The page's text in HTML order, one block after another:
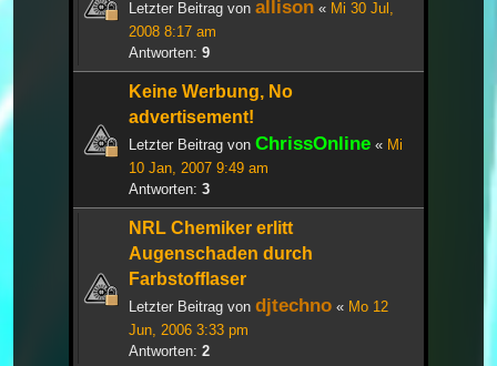
Letzter Beitrag von allison « Mi 30 Jul,
2008 8:17 am
Antworten: 9
Keine Werbung, No
advertisement!
Letzter Beitrag von ChrissOnline « Mi
10 Jan, 2007 9:49 am
Antworten: 3
NRL Chemiker erlitt
Augenschaden durch
Farbstofflaser
Letzter Beitrag von djtechno « Mo 12
Jun, 2006 3:33 pm
Antworten: 2